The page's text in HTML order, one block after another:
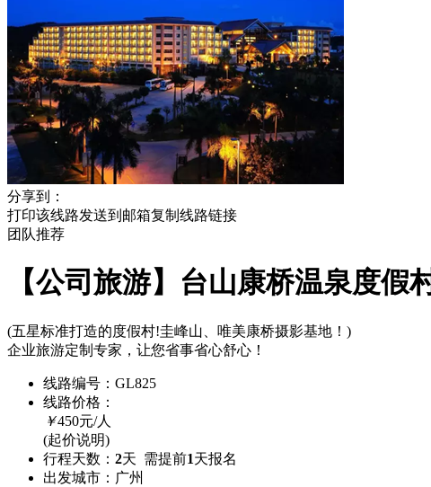
分享到：
打印该线路发送到邮箱复制线路链接
团队推荐
【公司旅游】台山康桥温泉度假
(五星标准打造的度假村!圭峰山、唯美康桥摄影基地！)
企业旅游定制专家，让您省事省心舒心！
线路编号： GL825
线路价格：
￥450元/人
(起价说明)
行程天数： 2天 需提前1天报名
出发城市： 广州